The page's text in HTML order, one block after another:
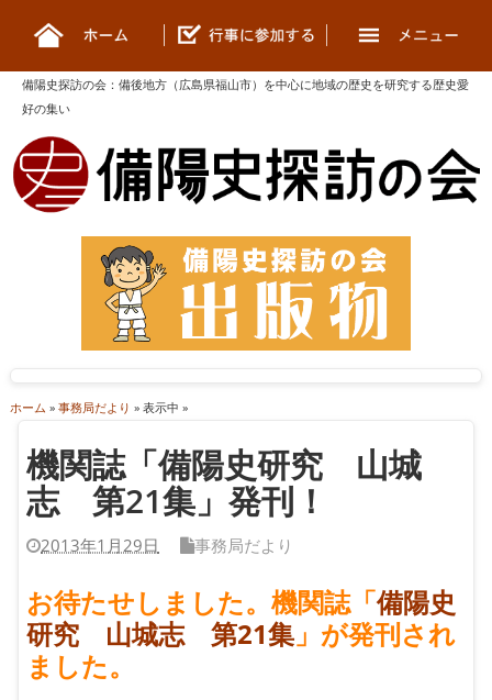
備陽史探訪の会 ： 備後地方（広島県福山市）を中心に地域の歴史を研究する歴史愛
好の集い
ホーム » 事務局だより » 表示中 »
機関誌「備陽史研究 山城
志 第21集」発刊！
2013年1月29日 事務局だより
お待たせしました。機関誌「備陽史
研究 山城志 第21集 」が発刊され
ました。